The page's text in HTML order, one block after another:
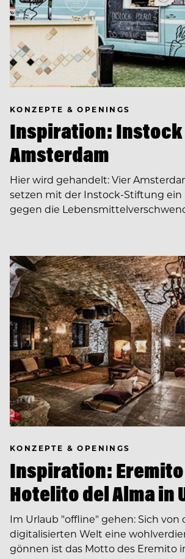
KONZEPTE & OPENINGS
Inspiration: Instock
Amsterdam
Hier wird gehandelt: Vier
setzen mit der Instock-Stiftung ein
gegen die
KONZEPTE & OPENINGS
Inspiration: Eremito
Hotelito del Alma in
Im Urlaub "offline" gehen: Sich von
digitalisierten Welt eine
gönnen ist das Motto des Eremito